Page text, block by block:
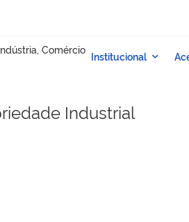
Industrial